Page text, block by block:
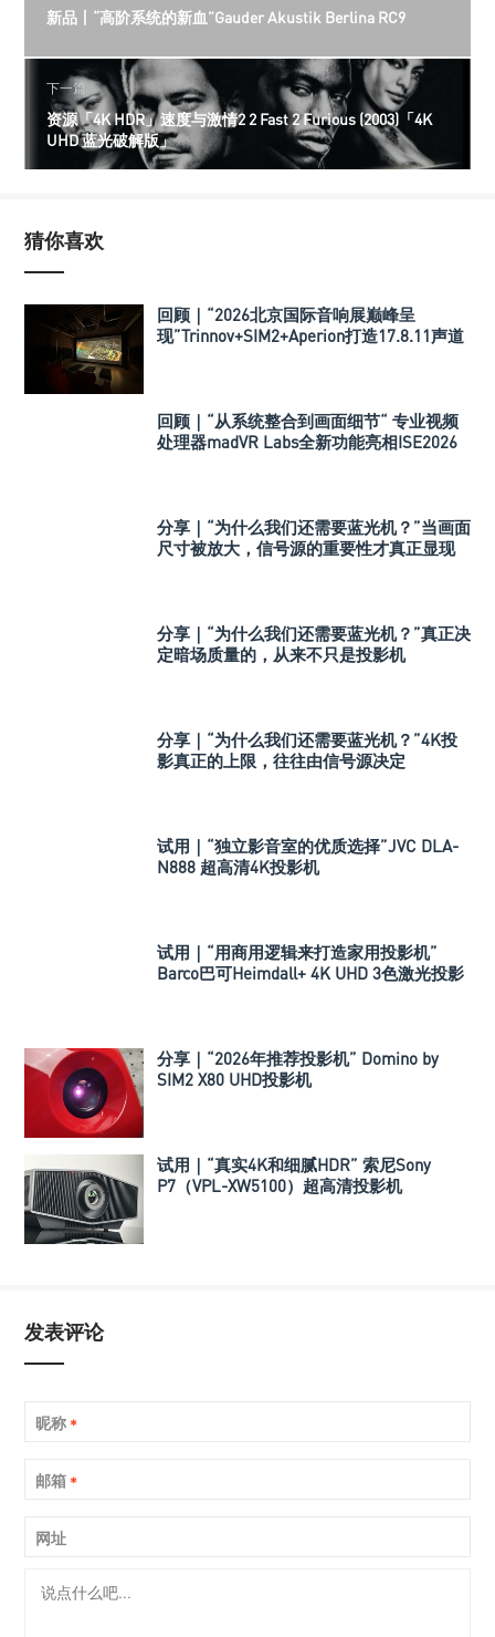
新品丨“高阶系统的新血”Gauder Akustik Berlina RC9
下一篇
资源「4K HDR」速度与激情2 2 Fast 2 Furious (2003)「4K
UHD 蓝光破解版」
猜你喜欢
回顾｜“2026北京国际音响展巅峰呈
现”Trinnov+SIM2+Aperion打造17.8.11声道
回顾｜“从系统整合到画面细节“ 专业视频
处理器madVR Labs全新功能亮相ISE2026
分享｜“为什么我们还需要蓝光机？”当画面
尺寸被放大，信号源的重要性才真正显现
分享｜“为什么我们还需要蓝光机？”真正决
定暗场质量的，从来不只是投影机
分享｜“为什么我们还需要蓝光机？”4K投
影真正的上限，往往由信号源决定
试用｜“独立影音室的优质选择”JVC DLA-
N888 超高清4K投影机
试用｜“用商用逻辑来打造家用投影机”
Barco巴可Heimdall+ 4K UHD 3色激光投影
分享｜“2026年推荐投影机” Domino by
SIM2 X80 UHD投影机
试用｜“真实4K和细腻HDR” 索尼Sony
P7（VPL-XW5100）超高清投影机
发表评论
昵称 *
邮箱 *
网址